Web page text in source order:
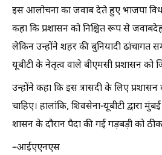
इस आलोचना का जवाब देते हुए भाजपा
कहा कि प्रशासन को निश्चित रूप से
लेकिन उन्होंने शहर की बुनियादी ढांचागत
यूबीटी के नेतृत्व वाले बीएमसी प्रशासन को
उन्होंने कहा कि इस त्रासदी के लिए
चाहिए। हालांकि, शिवसेना-यूबीटी द्वारा
शासन के दौरान पैदा की गई गड़बड़ी को
–आईएएनएस